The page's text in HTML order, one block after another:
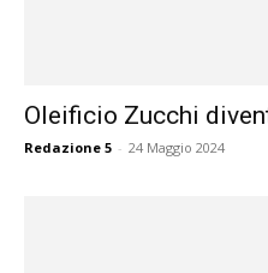
Oleificio Zucchi
Redazione 5 - 24 Maggio 2024